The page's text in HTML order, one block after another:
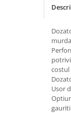
Dezinfectanti
Dozatoare
Dispensere
Dispensere
Dispensere
Dispensere
costul
Usor